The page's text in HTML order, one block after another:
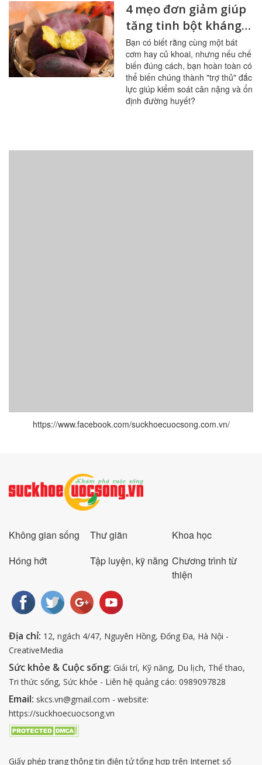
4 mẹo đơn giảm giúp
tăng tinh bột kháng
trong bữa ăn
Bạn có biết rằng cùng một bát
cơm hay củ khoai, nhưng nếu chế
biến đúng cách, bạn hoàn toàn có
thể biến chúng thành "trợ thủ" đắc
lực giúp kiểm soát cân nặng và ổn
định đường huyết?
https://www.facebook.com/suckhoecuocsong.com.vn/
Không gian sống Thư giãn
Khoa học
Hóng hớt
Tập luyện, kỹ năng Chương trình từ
thiện
Địa chỉ: 12, ngách 4/47, Nguyên Hồng, Đống Đa, Hà Nội -
CreativeMedia
Sức khỏe & Cuộc sống: Giải trí, Kỹ năng, Du lịch, Thể thao,
Tri thức sống, Sức khỏe - Liên hệ quảng cáo: 0989097828
Email: skcs.vn@gmail.com - website:
https://suckhoecuocsong.vn
Giấy phép trang thông tin điện tử tổng hợp trên Internet số